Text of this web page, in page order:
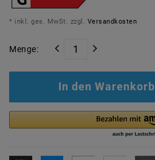
* inkl. ges. MwSt. zzgl. Versandkosten
Menge:
In den Warenkorb